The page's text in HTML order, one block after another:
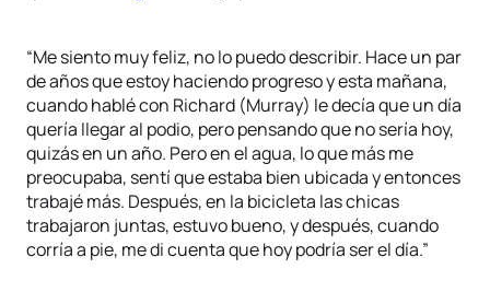
“Me siento muy feliz, no lo puedo describir. Hace un par
de años que estoy haciendo progreso y esta mañana,
cuando hablé con Richard (Murray) le decía que un día
quería llegar al podio, pero pensando que no sería hoy,
quizás en un año. Pero en el agua, lo que más me
preocupaba, sentí que estaba bien ubicada y entonces
trabajé más. Después, en la bicicleta las chicas
trabajaron juntas, estuvo bueno, y después, cuando
corría a pie, me di cuenta que hoy podría ser el día.”